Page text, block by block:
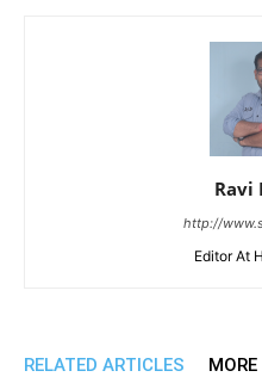
Ravi
http://
Editor At
RELATED ARTICLES